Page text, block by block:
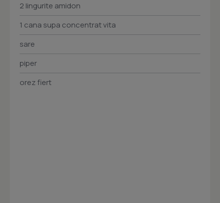
2 lingurite amidon
1 cana supa concentrat vita
sare
piper
orez fiert